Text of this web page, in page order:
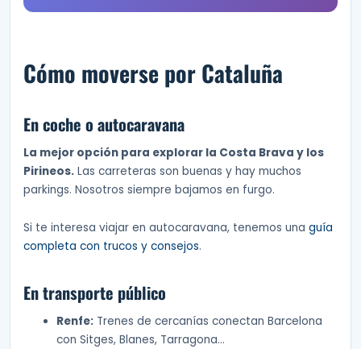
Cómo moverse por Cataluña
En coche o autocaravana
La mejor opción para explorar la Costa Brava y los
Pirineos. Las carreteras son buenas y hay muchos
parkings. Nosotros siempre bajamos en furgo.
Si te interesa viajar en autocaravana, tenemos una guía
completa con trucos y consejos.
En transporte público
Renfe: Trenes de cercanías conectan Barcelona
con Sitges, Blanes, Tarragona…